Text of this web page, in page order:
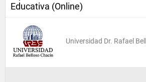
Educativa (Online)
Universidad Dr. Rafael